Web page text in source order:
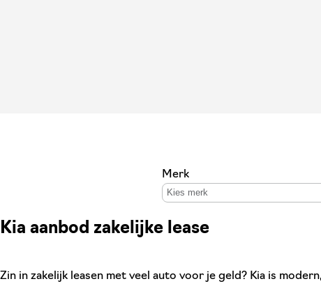
Merk
Kies merk
Kia aanbod zakelijke lease
Zin in zakelijk leasen met veel auto voor je geld? Kia is